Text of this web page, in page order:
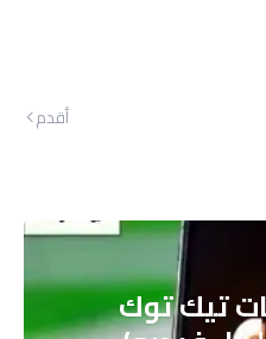
أقدم
تيك توك